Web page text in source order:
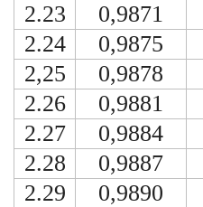
2.23
0,9871
2.24
0,9875
2,25
0,9878
2.26
0,9881
2.27
0,9884
2.28
0,9887
2.29
0,9890